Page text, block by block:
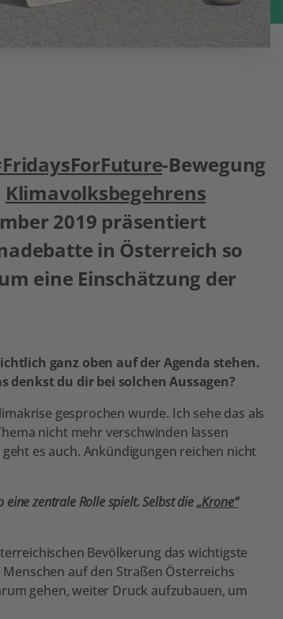
-Bewegung
Klimavolksbegehrens
2019 präsentiert
in Österreich so
eine Einschätzung der
ganz oben auf der Agenda stehen.
denkst du dir bei solchen Aussagen?
gesprochen wurde. Ich sehe das als
nicht mehr verschwinden lassen
es auch. Ankündigungen reichen nicht
zentrale Rolle spielt. Selbst die„Krone“
Bevölkerung das wichtigste
auf den Straßen Österreichs
gehen, weiter Druck aufzubauen, um